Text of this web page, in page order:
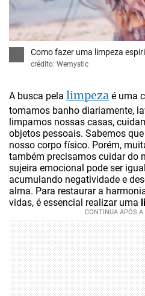
Como fazer uma limpeza
crédito: Wemystic
A busca pela limpeza é uma
tomamos banho diariamente,
limpamos nossas casas,
objetos pessoais. Sabemos
nosso corpo físico. Porém,
também precisamos cuidar do
sujeira emocional pode ser
acumulando negatividade e
alma. Para restaurar a
vidas, é essencial realizar uma